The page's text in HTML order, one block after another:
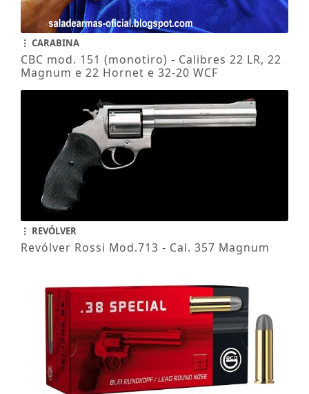
CARABINA
CBC mod. 151 (monotiro) - Calibres 22 LR, 22
Magnum e 22 Hornet e 32-20 WCF
REVÓLVER
Revólver Rossi Mod.713 - Cal. 357 Magnum